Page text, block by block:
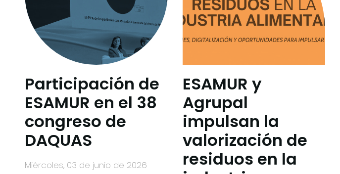
Participación de
ESAMUR en el 38
congreso de
DAQUAS
miércoles, 03 de junio de 2026
ESAMUR y
Agrupal
impulsan la
valorización de
residuos en la